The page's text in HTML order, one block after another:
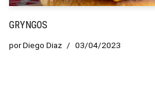
GRYNGOS
porDiego Diaz 03/04/2023